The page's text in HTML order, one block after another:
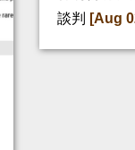
談判
[Aug